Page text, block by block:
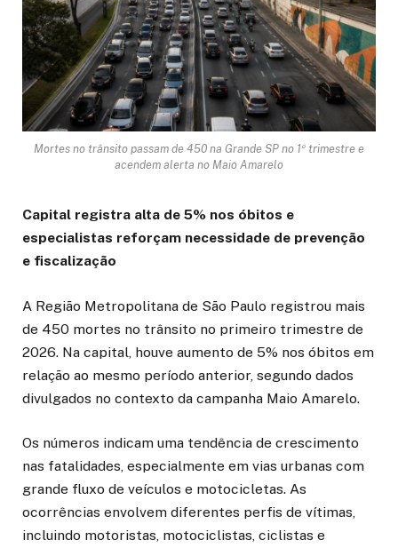
Mortes no trânsito passam de 450 na Grande SP no 1º trimestre e
acendem alerta no Maio Amarelo
Capital registra alta de 5% nos óbitos e
especialistas reforçam necessidade de prevenção
e fiscalização
A Região Metropolitana de São Paulo registrou mais
de 450 mortes no trânsito no primeiro trimestre de
2026. Na capital, houve aumento de 5% nos óbitos em
relação ao mesmo período anterior, segundo dados
divulgados no contexto da campanha Maio Amarelo.
Os números indicam uma tendência de crescimento
nas fatalidades, especialmente em vias urbanas com
grande fluxo de veículos e motocicletas. As
ocorrências envolvem diferentes perfis de vítimas,
incluindo motoristas, motociclistas, ciclistas e